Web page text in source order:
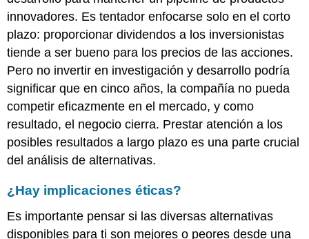
innovadores. Es tentador enfocarse solo en el corto
plazo: proporcionar dividendos a los inversionistas
tiende a ser bueno para los precios de las acciones.
Pero no invertir en investigación y desarrollo podría
significar que en cinco años, la compañía no pueda
competir eficazmente en el mercado, y como
resultado, el negocio cierra. Prestar atención a los
posibles resultados a largo plazo es una parte crucial
del análisis de alternativas.
¿Hay implicaciones éticas?
Es importante pensar si las diversas alternativas
disponibles para ti son mejores o peores desde una